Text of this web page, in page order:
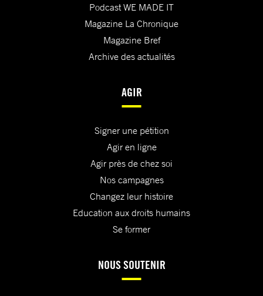
Podcast WE MADE IT
Magazine La Chronique
Magazine Bref
Archive des actualités
AGIR
Signer une pétition
Agir en ligne
Agir près de chez soi
Nos campagnes
Changez leur histoire
Education aux droits humains
Se former
NOUS SOUTENIR